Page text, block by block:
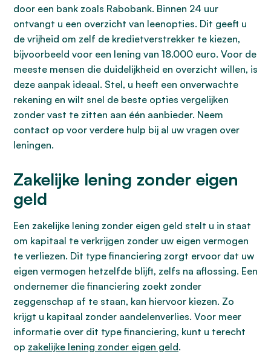
door een bank zoals Rabobank. Binnen 24 uur
ontvangt u een overzicht van leenopties. Dit geeft u
de vrijheid om zelf de kredietverstrekker te kiezen,
bijvoorbeeld voor een lening van 18.000 euro. Voor de
meeste mensen die duidelijkheid en overzicht willen, is
deze aanpak ideaal. Stel, u heeft een onverwachte
rekening en wilt snel de beste opties vergelijken
zonder vast te zitten aan één aanbieder. Neem
contact op voor verdere hulp bij al uw vragen over
leningen.
Zakelijke lening zonder eigen
geld
Een zakelijke lening zonder eigen geld stelt u in staat
om kapitaal te verkrijgen zonder uw eigen vermogen
te verliezen. Dit type financiering zorgt ervoor dat uw
eigen vermogen hetzelfde blijft, zelfs na aflossing. Een
ondernemer die financiering zoekt zonder
zeggenschap af te staan, kan hiervoor kiezen. Zo
krijgt u kapitaal zonder aandelenverlies. Voor meer
informatie over dit type financiering, kunt u terecht
op zakelijke lening zonder eigen geld.